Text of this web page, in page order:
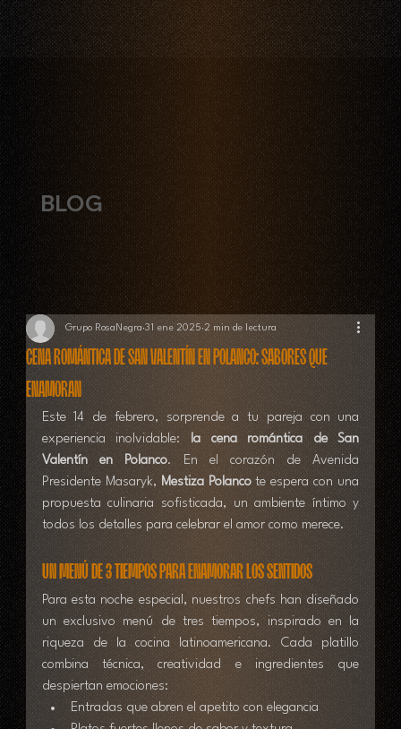
BLOG
Cena romántica de San Valentín en Polanco: sabores que
enamoran
Grupo RosaNegra 31 ene 2025 2 min de lectura
Este 14 de febrero, sorprende a tu pareja con una
experiencia inolvidable: la cena romántica de San
Valentín en Polanco. En el corazón de Avenida
Presidente Masaryk, Mestiza Polanco te espera con una
propuesta culinaria sofisticada, un ambiente íntimo y
todos los detalles para celebrar el amor como merece.
Un menú de 3 tiempos para enamorar los sentidos
Para esta noche especial, nuestros chefs han diseñado
un exclusivo menú de tres tiempos, inspirado en la
riqueza de la cocina latinoamericana. Cada platillo
combina técnica, creatividad e ingredientes que
despiertan emociones:
Entradas que abren el apetito con elegancia